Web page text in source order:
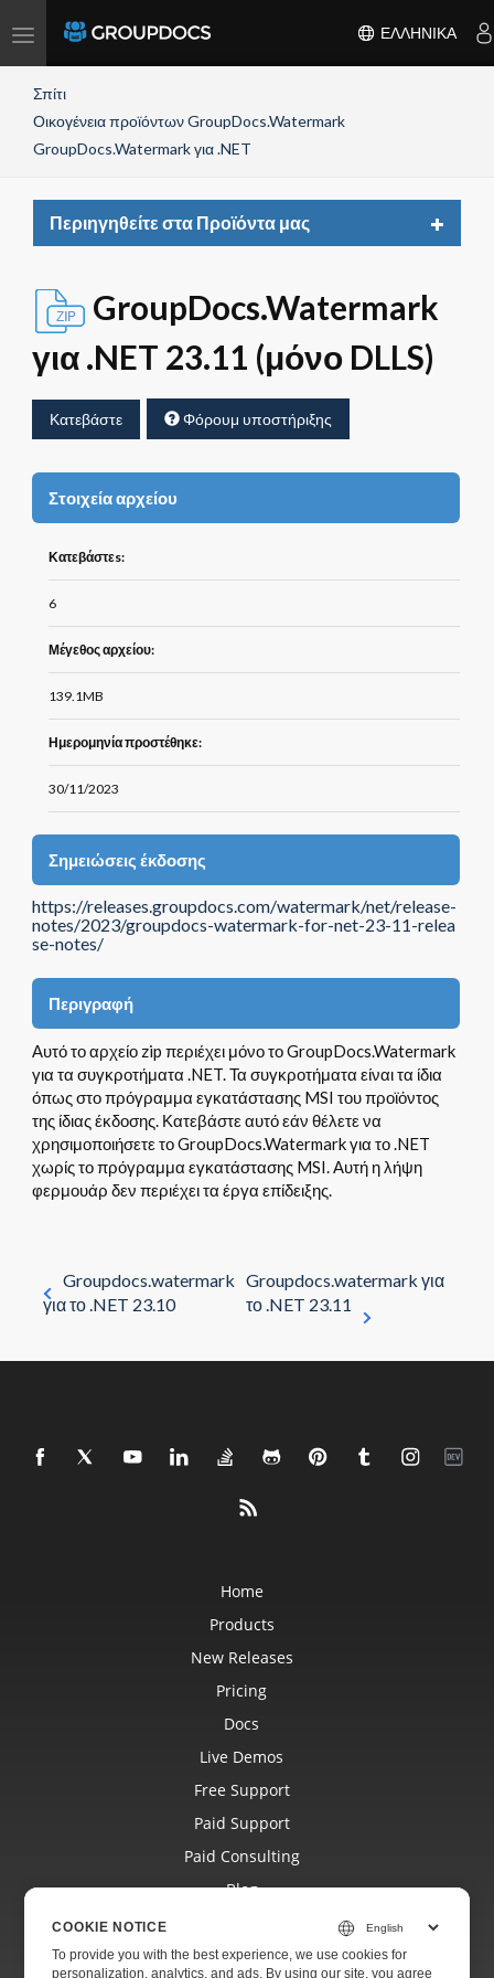
Toggle
ΕΛΛΗΝΙΚΆ
Σπίτι
Οικογένεια προϊόντων GroupDocs.Watermark
GroupDocs.Watermark για .NET
Περιηγηθείτε στα Προϊόντα μας
Toggle
GroupDocs.Watermark
για .NET 23.11 (μόνο DLLS)
Κατεβάστε Φόρουμ υποστήριξης
Στοιχεία αρχείου
Κατεβάστεs:
6
Μέγεθος αρχείου:
139.1MB
Ημερομηνία προστέθηκε:
30/11/2023
Σημειώσεις έκδοσης
https://releases.groupdocs.com/watermark/net/release-
notes/2023/groupdocs-watermark-for-net-23-11-relea
se-notes/
Περιγραφή
Αυτό το αρχείο zip περιέχει μόνο το GroupDocs.Watermark
για τα συγκροτήματα .NET. Τα συγκροτήματα είναι τα ίδια
όπως στο πρόγραμμα εγκατάστασης MSI του προϊόντος
της ίδιας έκδοσης. Κατεβάστε αυτό εάν θέλετε να
χρησιμοποιήσετε το GroupDocs.Watermark για το .NET
χωρίς το πρόγραμμα εγκατάστασης MSI. Αυτή η λήψη
φερμουάρ δεν περιέχει τα έργα επίδειξης.
Groupdocs.watermark
για το .NET 23.10
Groupdocs.watermark για
το .NET 23.11
Home
Products
New Releases
Pricing
Docs
Live Demos
Free Support
Paid Support
Paid Consulting
Blog
About
COOKIE NOTICE
To provide you with the best experience, we use cookies for
personalization, analytics, and ads. By using our site, you agree